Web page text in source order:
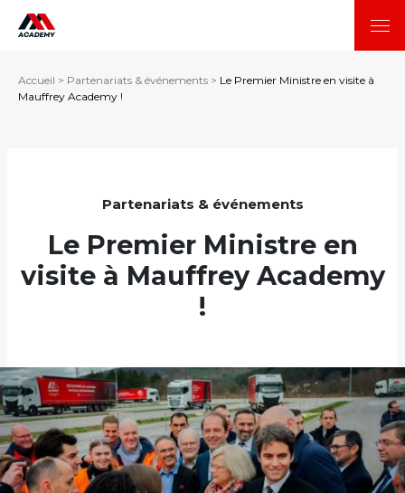
Accueil > Partenariats & événements > Le Premier Ministre en visite à
Mauffrey Academy !
Partenariats & événements
Le Premier Ministre en
visite à Mauffrey Academy
!